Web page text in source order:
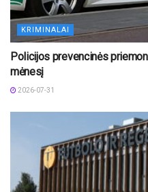
KRIMINALAI
Policijos prevencinės
mėnesį
2026-07-31